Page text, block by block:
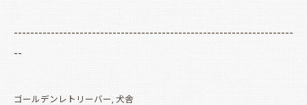
--------------------------------------------------------------------
--
ゴールデンレトリーバー 犬舎